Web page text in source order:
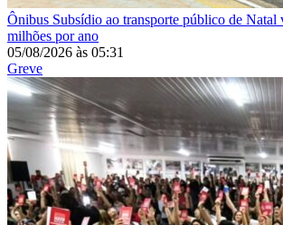
Ônibus Subsídio ao transporte público de Natal
milhões por ano
05/08/2026 às 05:31
Greve